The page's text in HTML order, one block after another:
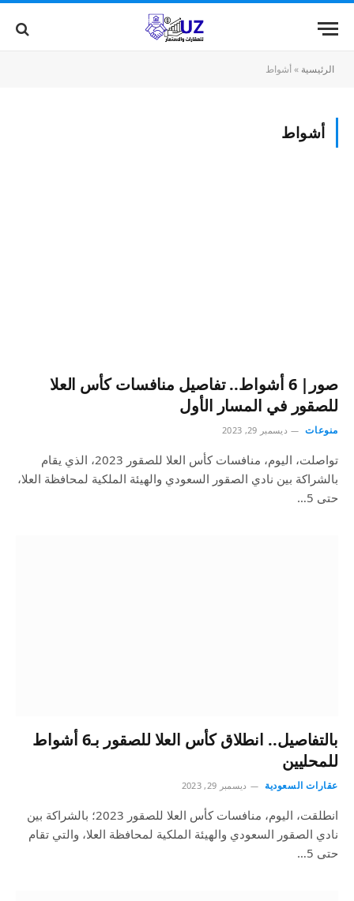
الرئيسية » أشواط
أشواط
صور| 6 أشواط.. تفاصيل منافسات كأس العلا
للصقور في المسار الأول
منوعات ديسمبر 29, 2023
تواصلت، اليوم، منافسات كأس العلا للصقور 2023، الذي يقام
بالشراكة بين نادي الصقور السعودي والهيئة الملكية لمحافظة العلا،
حتى 5…
بالتفاصيل.. انطلاق كأس العلا للصقور بـ6 أشواط
للمحليين
عقارات السعودية ديسمبر 29, 2023
انطلقت، اليوم، منافسات كأس العلا للصقور 2023؛ بالشراكة بين
نادي الصقور السعودي والهيئة الملكية لمحافظة العلا، والتي تقام
حتى 5…